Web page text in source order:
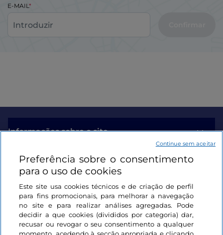
E-MAIL
Informações sobre o site
Ligações úteis
Iniciar sessão
Mantenha-se em contacto
Preferência sobre o consentimento
para o uso de cookies
Este site usa cookies técnicos e de criação de perfil
para fins promocionais, para melhorar a navegação
no site e para realizar análises agregadas. Pode
decidir a que cookies (divididos por categoria) dar,
recusar ou revogar o seu consentimento a qualquer
Continue sem aceitar